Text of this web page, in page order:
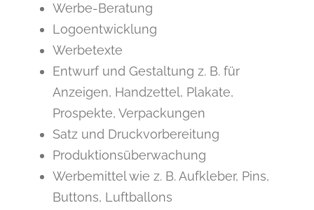
Werbe-Beratung
Logoentwicklung
Werbetexte
Entwurf und Gestaltung z. B. für
Anzeigen, Handzettel, Plakate,
Prospekte, Verpackungen
Satz und Druckvorbereitung
Produktionsüberwachung
Werbemittel wie z. B. Aufkleber, Pins,
Buttons, Luftballons